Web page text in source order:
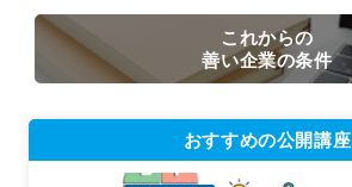
これからの
善い企業の条件
おすすめの公開講座